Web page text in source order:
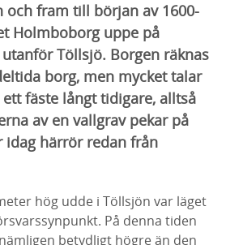
och fram till början av 1600-
Holmboborg uppe på
Töllsjö. Borgen räknas
borg, men mycket talar
fäste långt tidigare, alltså
av en vallgrav pekar på
idag härrör redan från
hög udde i Töllsjön var läget
På denna tiden
betydligt högre än den